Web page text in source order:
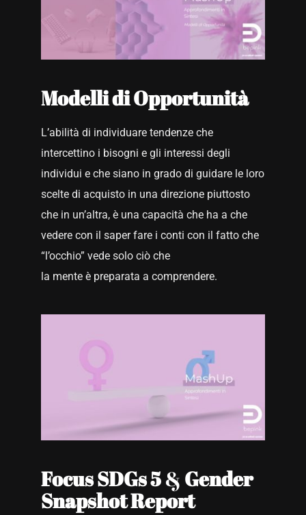
Modelli di Opportunità
L’abilità di individuare tendenze che
intercettino i bisogni e gli interessi degli
individui e che siano in grado di guidare le loro
scelte di acquisto in una direzione piuttosto
che in un’altra, è una capacità che ha a che
vedere con il saper fare i conti con il fatto che
“l’occhio” vede solo ciò che
la mente è preparata a comprendere.
Focus SDGs 5& Gender
Snapshot Report